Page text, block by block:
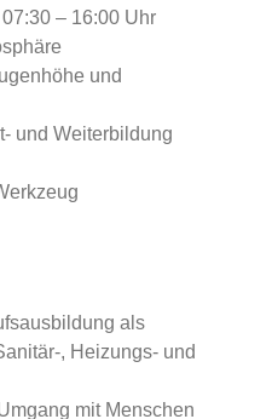
– 16:00 Uhr
und
und Weiterbildung
als
, Heizungs- und
mit Menschen